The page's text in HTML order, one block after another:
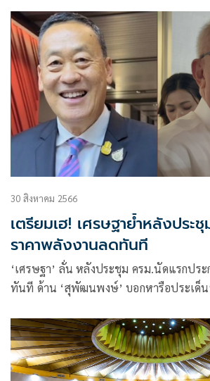
คนนั่งเก้าอี้ รมต.แทน ‘กฤษฎา’ ขึ้นอยู่กับ
30 สิงหาคม 2566
เตรียมเฮ! เศรษฐาย้ำหลังประ
ราคาพลังงานลดทันที
‘เศรษฐา’ ลั่น หลังประชุม ครม.นัดแรกปร
ทันที ด้าน ‘สุพัฒนพงษ์’ บอกหารือประเด็น